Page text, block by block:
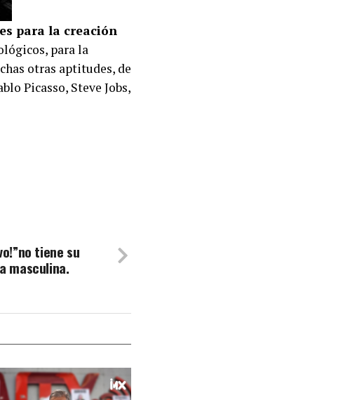
para la creación
para la
otras aptitudes, de
Picasso, Steve Jobs,
tiene su
masculina.